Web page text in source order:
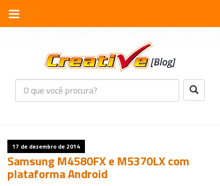
17 de dezembro de 2014
Samsung M4580FX e M5370LX com
plataforma Android